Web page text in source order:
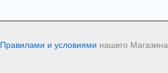
Правилами и условиями нашего Магазина